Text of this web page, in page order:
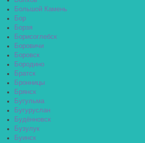
Большой Камень
Бор
Борзя
Борисоглебск
Боровичи
Боровск
Бородино
Братск
Бронницы
Брянск
Бугульма
Бугуруслан
Будённовск
Бузулук
Буинск